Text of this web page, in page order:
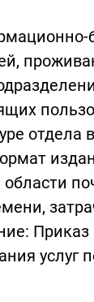
услуг